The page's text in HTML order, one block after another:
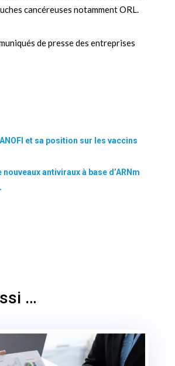
cancéreuses notamment ORL.
de presse des entreprises
et sa position sur les vaccins
antiviraux à base d’ARNm
…